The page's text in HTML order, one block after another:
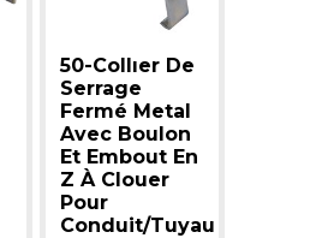
50-Collıer De
Serrage
Fermé Metal
Avec Boulon
Et Embout En
Z À Clouer
Pour
Conduit/Tuyau